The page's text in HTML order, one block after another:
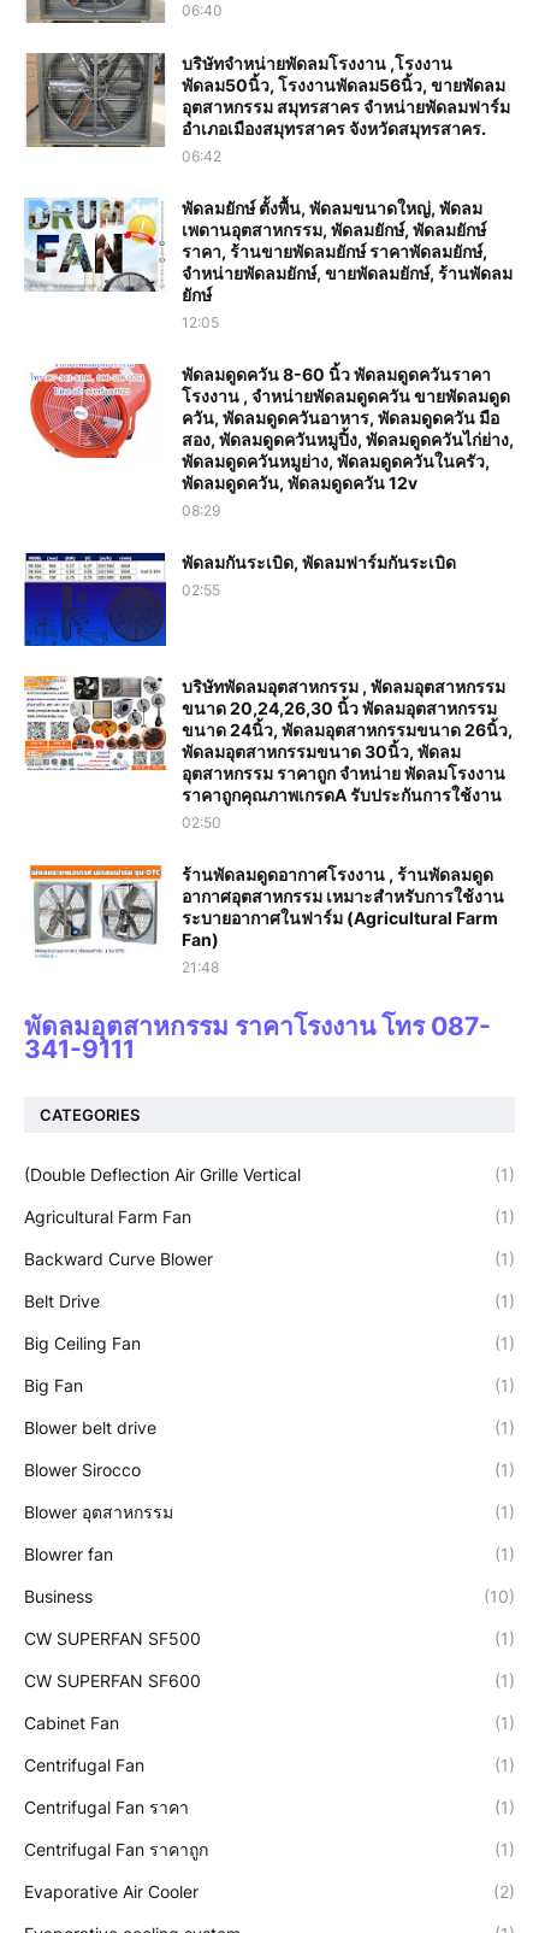
06:40
บริษัทจำหน่ายพัดลมโรงงาน ,โรงงาน
พัดลม50นิ้ว, โรงงานพัดลม56นิ้ว, ขายพัดลม
อุตสาหกรรม สมุทรสาคร จำหน่ายพัดลมฟาร์ม
อำเภอเมืองสมุทรสาคร จังหวัดสมุทรสาคร.
06:42
พัดลมยักษ์ ตั้งพื้น, พัดลมขนาดใหญ่, พัดลม
เพดานอุตสาหกรรม, พัดลมยักษ์, พัดลมยักษ์
ราคา, ร้านขายพัดลมยักษ์ ราคาพัดลมยักษ์,
จำหน่ายพัดลมยักษ์, ขายพัดลมยักษ์, ร้านพัดลม
ยักษ์
12:05
พัดลมดูดควัน 8-60 นิ้ว พัดลมดูดควันราคา
โรงงาน , จำหน่ายพัดลมดูดควัน ขายพัดลมดูด
ควัน, พัดลมดูดควันอาหาร, พัดลมดูดควัน มือ
สอง, พัดลมดูดควันหมูปิ้ง, พัดลมดูดควันไก่ย่าง,
พัดลมดูดควันหมูย่าง, พัดลมดูดควันในครัว,
พัดลมดูดควัน, พัดลมดูดควัน 12v
08:29
พัดลมกันระเบิด, พัดลมฟาร์มกันระเบิด
02:55
บริษัทพัดลมอุตสาหกรรม , พัดลมอุตสาหกรรม
ขนาด 20,24,26,30 นิ้ว พัดลมอุตสาหกรรม
ขนาด 24นิ้ว, พัดลมอุตสาหกรรมขนาด 26นิ้ว,
พัดลมอุตสาหกรรมขนาด 30นิ้ว, พัดลม
อุตสาหกรรม ราคาถูก จำหน่าย พัดลมโรงงาน
ราคาถูกคุณภาพเกรดA รับประกันการใช้งาน‎
02:50
ร้านพัดลมดูดอากาศโรงงาน , ร้านพัดลมดูด
อากาศอุตสาหกรรม เหมาะสำหรับการใช้งาน
ระบายอากาศในฟาร์ม (Agricultural Farm
Fan)
21:48
พัดลมอุตสาหกรรม ราคาโรงงาน โทร 087-
341-9111
CATEGORIES
(Double Deflection Air Grille Vertical (1)
Agricultural Farm Fan (1)
Backward Curve Blower (1)
Belt Drive (1)
Big Ceiling Fan (1)
Big Fan (1)
Blower belt drive (1)
Blower Sirocco (1)
Blower อุตสาหกรรม (1)
Blowrer fan (1)
Business (10)
CW SUPERFAN SF500 (1)
CW SUPERFAN SF600 (1)
Cabinet Fan (1)
Centrifugal Fan (1)
Centrifugal Fan ราคา (1)
Centrifugal Fan ราคาถูก (1)
Evaporative Air Cooler (2)